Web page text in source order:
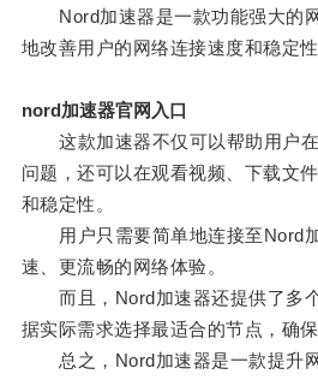
Nord加速器是一款功能强大的
地改善用户的网络连接速度和稳定性
nord加速器官网入口
这款加速器不仅可以帮助用户在
问题，还可以在观看视频、下载文
和稳定性。
用户只需要简单地连接至Nord
速、更流畅的网络体验。
而且，Nord加速器还提供了多
据实际需求选择最适合的节点，确
总之，Nord加速器是一款提升